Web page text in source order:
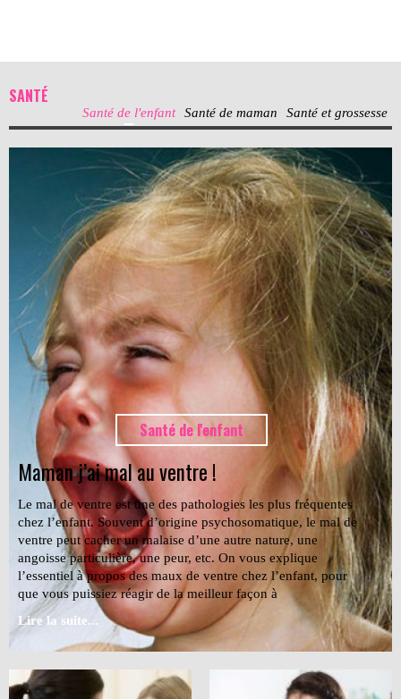
SANTÉ
Santé de l'enfant Santé de maman Santé et grossesse
Santé de l'enfant
Maman j’ai mal au ventre !
Le mal de ventre est une des pathologies les plus fréquentes
chez l’enfant. Souvent d’origine psychosomatique, le mal de
ventre peut cacher un malaise d’une autre nature, une
angoisse particulière, une peur, etc. On vous explique
l’essentiel à propos des maux de ventre chez l’enfant, pour
que vous puissiez réagir de la meilleur façon à
Lire la suite...